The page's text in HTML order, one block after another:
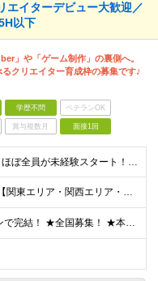
エイターデビュー大歓迎／
以下
」や「ゲーム制作」の裏側へ。
クリエイター育成枠の募集です♪
学歴不問 ベテランOK
賞与複数月 面接1回
＼9割以上が20代！ほぼ全員が未経験スタート！／ ★未経験歓迎 ★学歴不問 ★第二新卒歓迎 ★ブランクOK 特別な知識や経験は一切不問です。 「やってみたい」という意欲を重視し、選考を行います。
★全国募集です！ 【関東エリア・関西エリア・東海エリア】 ■月給22万円～30万円＋各種手当 ※上記には、固定残業代が含まれます └関東エリア：月9時間分（月1万3808円～） └関西エリア：月15
★研修はオンラインで完結！ ★全国募集！ ★本配属後はリモート可能な案件もあり！ 下記いずれかでの勤務になります ◎本社 ◎各事業所 ◎全国の各プロジェクト先 【東京本社】 東京都台東区上野7丁目